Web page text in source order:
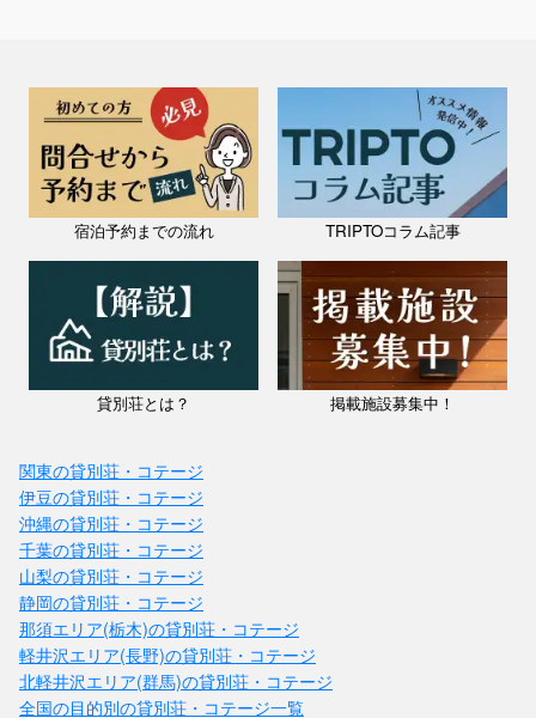
宿泊予約までの流れ TRIPTOコラム記事
貸別荘とは？ 掲載施設募集中！
関東の貸別荘・コテージ
伊豆の貸別荘・コテージ
沖縄の貸別荘・コテージ
千葉の貸別荘・コテージ
山梨の貸別荘・コテージ
静岡の貸別荘・コテージ
那須エリア(栃木)の貸別荘・コテージ
軽井沢エリア(長野)の貸別荘・コテージ
北軽井沢エリア(群馬)の貸別荘・コテージ
全国の目的別の貸別荘・コテージ一覧